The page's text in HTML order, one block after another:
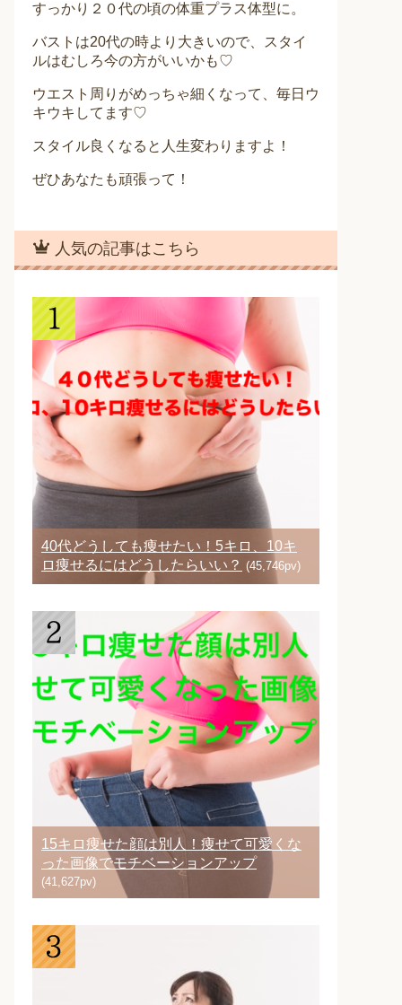
すっかり２０代の頃の体重プラス体型に。
バストは20代の時より大きいので、スタイ
ルはむしろ今の方がいいかも♡
ウエスト周りがめっちゃ細くなって、毎日ウ
キウキしてます♡
スタイル良くなると人生変わりますよ！
ぜひあなたも頑張って！
人気の記事はこちら
40代どうしても痩せたい！5キロ、10キ
ロ痩せるにはどうしたらいい？ (45,746pv)
15キロ痩せた顔は別人！痩せて可愛くな
った画像でモチベーションアップ
(41,627pv)